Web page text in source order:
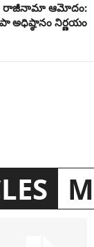
రాజీనామా ఆమోదం:
అధిష్ఠానం నిర్ణయం